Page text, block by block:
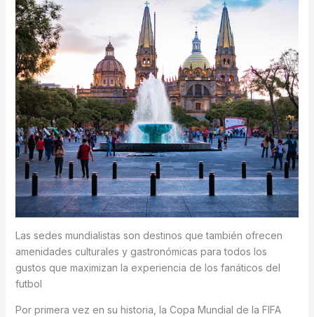
Las sedes mundialistas son destinos que también ofrecen
amenidades culturales y gastronómicas para todos los
gustos que maximizan la experiencia de los fanáticos del
futbol
Por primera vez en su historia, la Copa Mundial de la FIFA